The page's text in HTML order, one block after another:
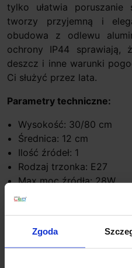
Zgoda
tylko ułatwia
tworzy przyjemną i
obudowa z odlewu
ochrony IP44 sprawiają,
deszcz i inne warunki
Ci służyć przez lata.
Parametry techniczne:
Wysokość: 30/80 cm
Średnica: 12 cm
Ilość źródeł: 1
Rodzaj trzonka: E27
Max moc źródła: 28W
Napięcie: 230V
Kolor lampy: czarny
Materiał: aluminium/